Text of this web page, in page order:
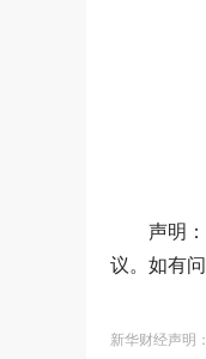
声明
议。如有
新华财经声明